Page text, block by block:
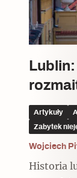
Czytaj dalej
Artykuły
Zabytek
Wojciech
Historia